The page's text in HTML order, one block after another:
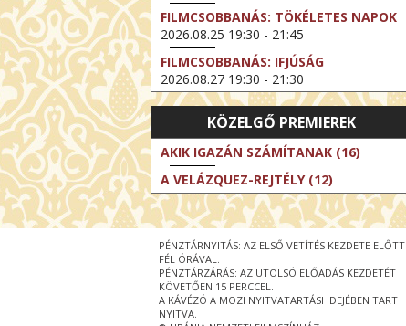
FILMCSOBBANÁS: TÖKÉLETES NAPOK
2026.08.25 19:30 - 21:45
FILMCSOBBANÁS: IFJÚSÁG
2026.08.27 19:30 - 21:30
EXHIBITION ON SCREEN: VINCENT
VAN GOGH - ÚJ LÁTÁSMÓD
2026.08.30 11:00 - 12:30
NT LIVE / DAVID IRELAND: THE FIFTH
STEP
2026.09.01 19:00 - 21:00
BERLIN ELESTE
2026.09.13 16:00 - 19:00
NT LIVE / OSCAR WILDE: THE
IMPORTANCE OF BEING EARNEST
2026.09.22 19:00 - 22:00
KÖZELGŐ PREMIEREK
AKIK IGAZÁN SZÁMÍTANAK (16)
A VELÁZQUEZ-REJTÉLY (12)
PÉNZTÁRNYITÁS: AZ ELSŐ VETÍTÉS KEZDETE ELŐTT
FÉL ÓRÁVAL.
PÉNZTÁRZÁRÁS: AZ UTOLSÓ ELŐADÁS KEZDETÉT
KÖVETŐEN 15 PERCCEL.
A KÁVÉZÓ A MOZI NYITVATARTÁSI IDEJÉBEN TART
NYITVA.